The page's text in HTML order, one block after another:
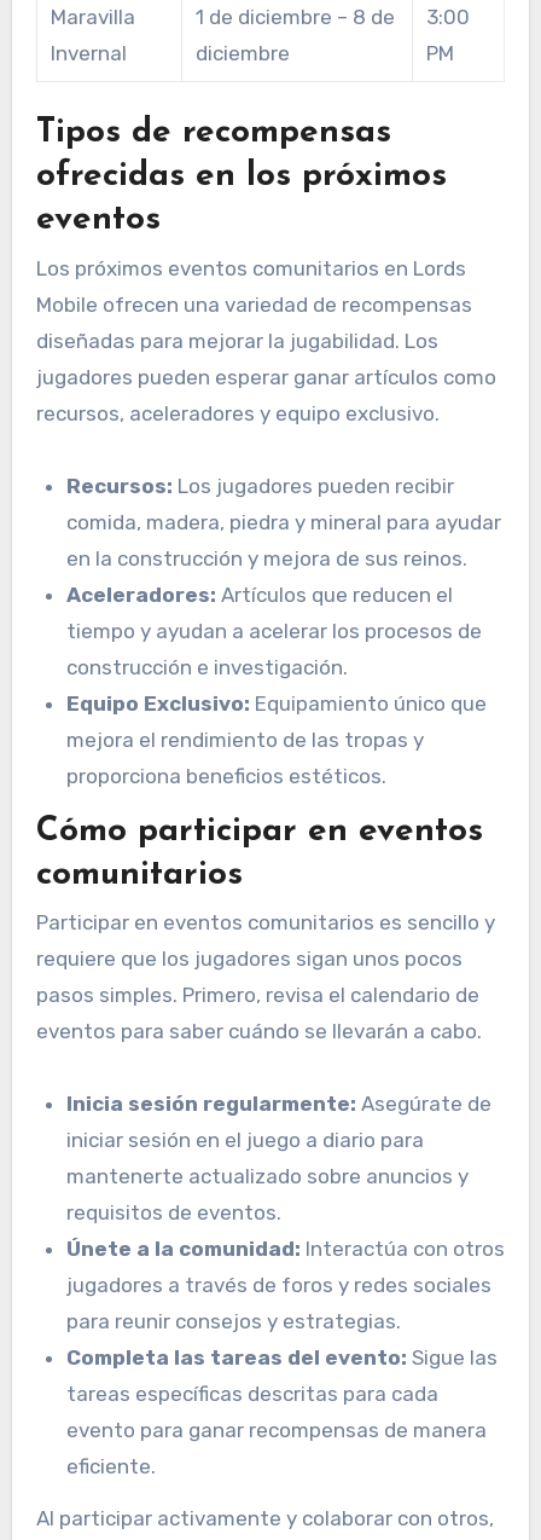
Maravilla
Invernal
1 de diciembre – 8 de
diciembre
3:00
PM
Tipos de recompensas
ofrecidas en los próximos
eventos
Los próximos eventos comunitarios en Lords
Mobile ofrecen una variedad de recompensas
diseñadas para mejorar la jugabilidad. Los
jugadores pueden esperar ganar artículos como
recursos, aceleradores y equipo exclusivo.
Recursos: Los jugadores pueden recibir
comida, madera, piedra y mineral para ayudar
en la construcción y mejora de sus reinos.
Aceleradores: Artículos que reducen el
tiempo y ayudan a acelerar los procesos de
construcción e investigación.
Equipo Exclusivo: Equipamiento único que
mejora el rendimiento de las tropas y
proporciona beneficios estéticos.
Cómo participar en eventos
comunitarios
Participar en eventos comunitarios es sencillo y
requiere que los jugadores sigan unos pocos
pasos simples. Primero, revisa el calendario de
eventos para saber cuándo se llevarán a cabo.
Inicia sesión regularmente: Asegúrate de
iniciar sesión en el juego a diario para
mantenerte actualizado sobre anuncios y
requisitos de eventos.
Únete a la comunidad: Interactúa con otros
jugadores a través de foros y redes sociales
para reunir consejos y estrategias.
Completa las tareas del evento: Sigue las
tareas específicas descritas para cada
evento para ganar recompensas de manera
eficiente.
Al participar activamente y colaborar con otros,